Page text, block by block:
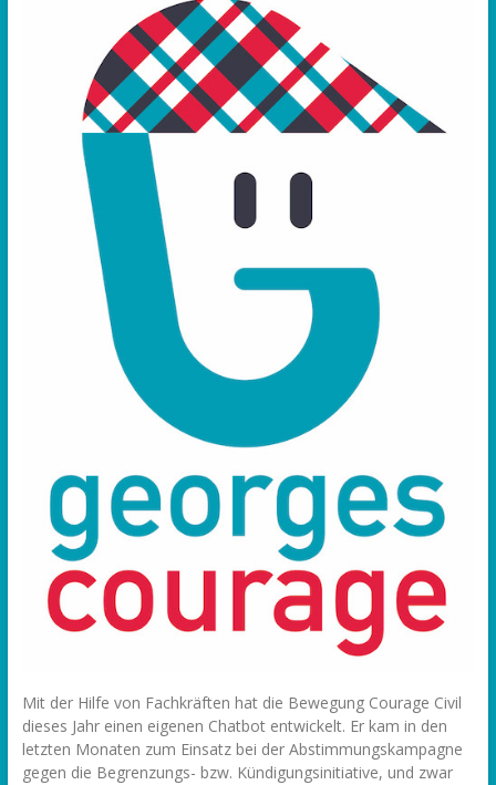
Mit der Hilfe von Fachkräften hat die Bewegung Courage Civil
dieses Jahr einen eigenen Chatbot entwickelt. Er kam in den
letzten Monaten zum Einsatz bei der Abstimmungskampagne
gegen die Begrenzungs- bzw. Kündigungsinitiative, und zwar